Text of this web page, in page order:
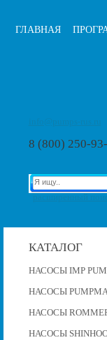
ГЛАВНАЯ
8 (800) 250-
КАТАЛОГ
НАСОСЫ IMP
НАСОСЫ
НАСОСЫ
НАСОСЫ